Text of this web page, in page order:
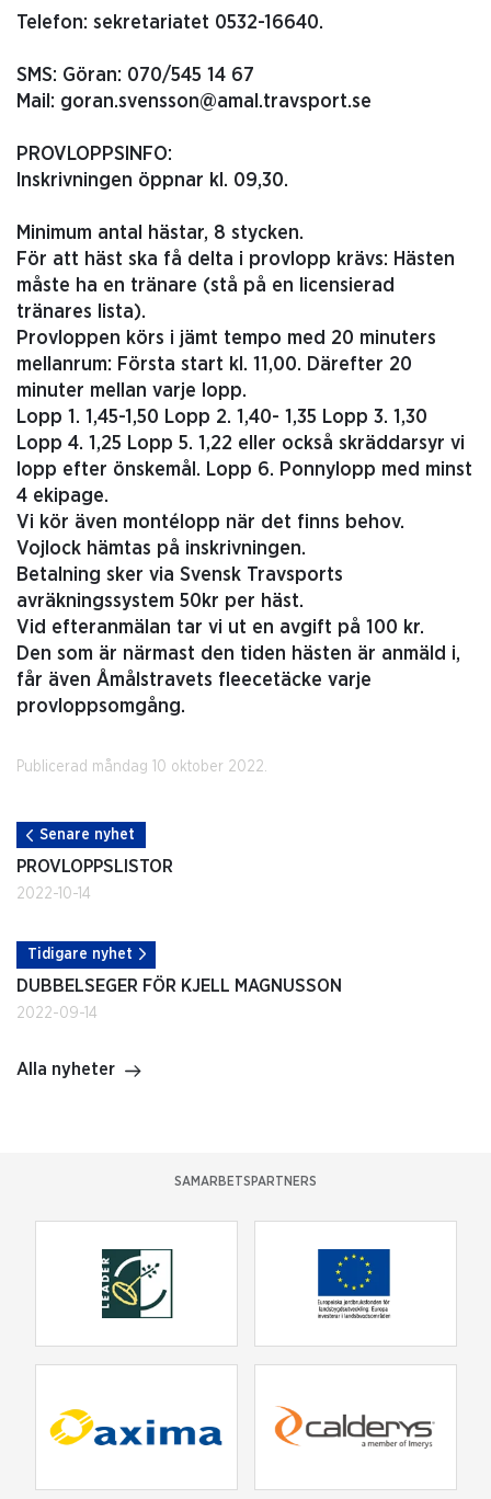
Telefon: sekretariatet 0532-16640.
SMS: Göran: 070/545 14 67
Mail: goran.svensson@amal.travsport.se
PROVLOPPSINFO:
Inskrivningen öppnar kl. 09,30.
Minimum antal hästar, 8 stycken.
För att häst ska få delta i provlopp krävs: Hästen
måste ha en tränare (stå på en licensierad
tränares lista).
Provloppen körs i jämt tempo med 20 minuters
mellanrum: Första start kl. 11,00. Därefter 20
minuter mellan varje lopp.
Lopp 1. 1,45-1,50 Lopp 2. 1,40- 1,35 Lopp 3. 1,30
Lopp 4. 1,25 Lopp 5. 1,22 eller också skräddarsyr vi
lopp efter önskemål. Lopp 6. Ponnylopp med minst
4 ekipage.
Vi kör även montélopp när det finns behov.
Vojlock hämtas på inskrivningen.
Betalning sker via Svensk Travsports
avräkningssystem 50kr per häst.
Vid efteranmälan tar vi ut en avgift på 100 kr.
Den som är närmast den tiden hästen är anmäld i,
får även Åmålstravets fleecetäcke varje
provloppsomgång.
Publicerad måndag 10 oktober 2022.
Senare nyhet
PROVLOPPSLISTOR
2022-10-14
Tidigare nyhet
DUBBELSEGER FÖR KJELL MAGNUSSON
2022-09-14
Alla nyheter
SAMARBETSPARTNERS